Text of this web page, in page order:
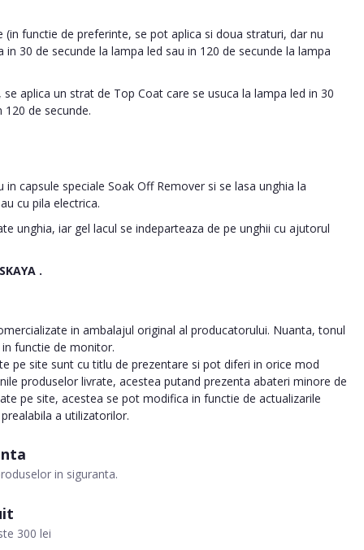
in siguranta.
300 lei
(in functie de preferinte, se pot aplica si doua straturi, dar nu
30 de secunde la lampa led sau in 120 de secunde la lampa
aplica un strat de Top Coat care se usuca la lampa led in 30
120 de secunde.
in capsule speciale Soak Off Remover si se lasa unghia la
cu pila electrica.
unghia, iar gel lacul se indeparteaza de pe unghii cu ajutorul
.
in ambalajul original al producatorului. Nuanta, tonul
functie de monitor.
pe site sunt cu titlu de prezentare si pot diferi in orice mod
produselor livrate, acestea putand prezenta abateri minore de
pe site, acestea se pot modifica in functie de actualizarile
a utilizatorilor.